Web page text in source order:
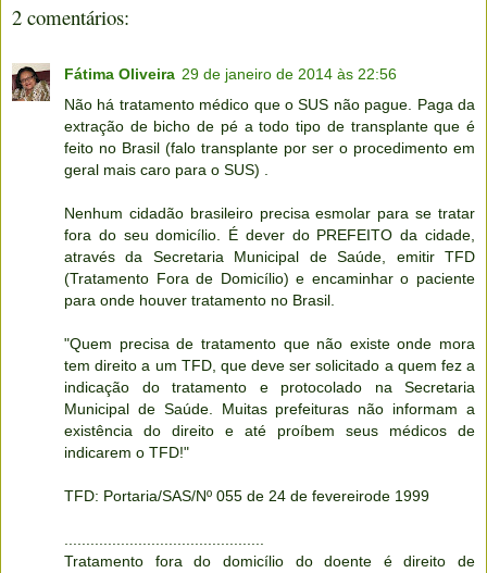
2 comentários:
Fátima Oliveira 29 de janeiro de 2014 às 22:56
Não há tratamento médico que o SUS não pague. Paga da
extração de bicho de pé a todo tipo de transplante que é
feito no Brasil (falo transplante por ser o procedimento em
geral mais caro para o SUS) .
Nenhum cidadão brasileiro precisa esmolar para se tratar
fora do seu domicílio. É dever do PREFEITO da cidade,
através da Secretaria Municipal de Saúde, emitir TFD
(Tratamento Fora de Domicílio) e encaminhar o paciente
para onde houver tratamento no Brasil.
"Quem precisa de tratamento que não existe onde mora
tem direito a um TFD, que deve ser solicitado a quem fez a
indicação do tratamento e protocolado na Secretaria
Municipal de Saúde. Muitas prefeituras não informam a
existência do direito e até proíbem seus médicos de
indicarem o TFD!"
TFD: Portaria/SAS/Nº 055 de 24 de fevereirode 1999
..............................................
Tratamento fora do domicílio do doente é direito de